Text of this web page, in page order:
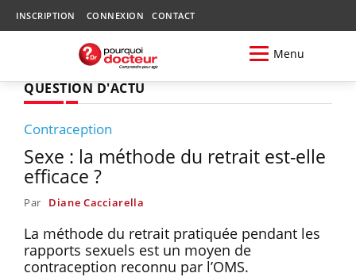
INSCRIPTION CONNEXION CONTACT
Menu
QUESTION D'ACTU
Contraception
Sexe : la méthode du retrait est-elle
efficace ?
Par Diane Cacciarella
La méthode du retrait pratiquée pendant les
rapports sexuels est un moyen de
contraception reconnu par l’OMS.